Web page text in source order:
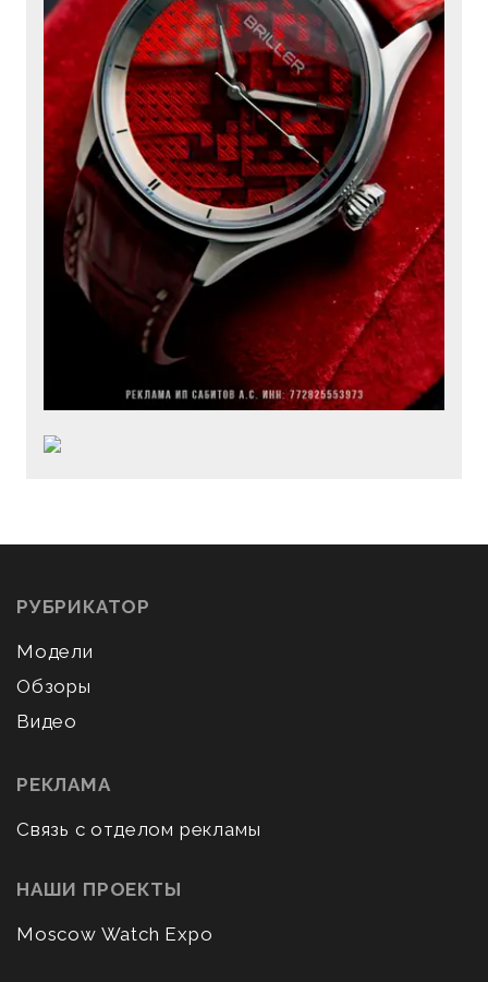
РУБРИКАТОР
Модели
Обзоры
Видео
РЕКЛАМА
Связь с отделом рекламы
НАШИ ПРОЕКТЫ
Moscow Watch Expo